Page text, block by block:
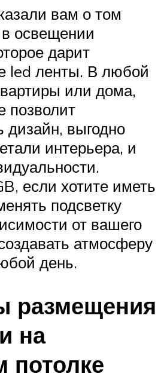
вам о том
освещении
дарит
led ленты. В любой
или дома,
позволит
дизайн, выгодно
интерьера, и
если хотите иметь
подсветку
от вашего
атмосферу
день.
размещения
на
потолке